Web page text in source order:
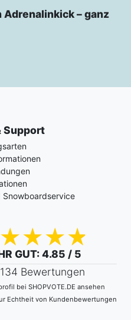
Adrenalinkick – ganz
Support
GUT: 4.85 / 5
Bewertungen
bei SHOPVOTE.DE ansehen
Echtheit von Kundenbewertungen